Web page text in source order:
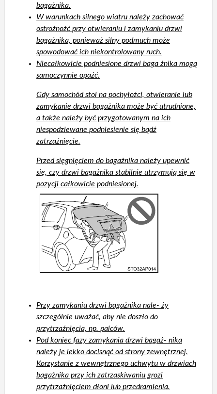
bagażnika.
W warunkach silnego wiatru należy zachować
ostrożnoźć przy otwieraniu i zamykaniu drzwi
bagażnika, ponieważ silny podmuch może
spowodować ich niekontrolowany ruch.
Niecałkowicie podniesione drzwi baga żnika mogą
samoczynnie opaźć.
Gdy samochód stoi na pochyłoźci, otwieranie lub
zamykanie drzwi bagażnika może być utrudnione,
a także należy być przygotowanym na ich
niespodziewane podniesienie się bądź
zatrzaźnięcie.
Przed sięgnięciem do bagażnika należy upewnić
się, czy drzwi bagażnika stabilnie utrzymują się w
pozycji całkowicie podniesionej.
Przy zamykaniu drzwi bagażnika nale- ży
szczególnie uważać, aby nie doszło do
przytrzaźnięcia, np. palców.
Pod koniec fazy zamykania drzwi bagaż- nika
należy je lekko docisnąć od strony zewnętrznej.
Korzystanie z wewnętrznego uchwytu w drzwiach
bagażnika przy ich zatrzaskiwaniu grozi
przytrzaźnięciem dłoni lub przedramienia.